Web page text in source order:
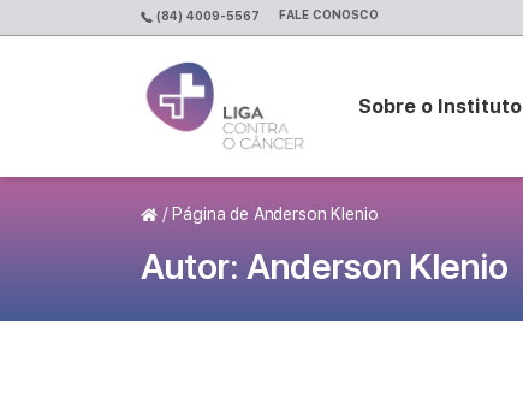
(84) 4009-5567 FALE CONOSCO
Sobre o Instituto
Página Inicial
/ Página de Anderson Klenio
Autor: Anderson Klenio